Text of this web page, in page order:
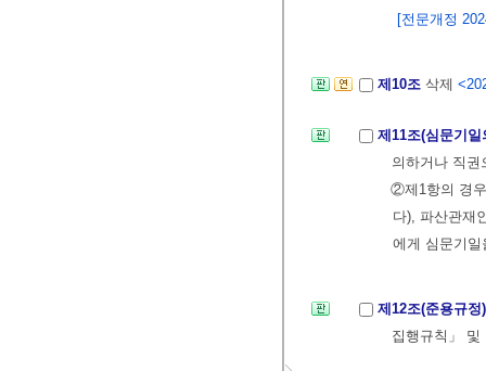
[전문개정
제10조 삭제
제11조(심문기
의하거나 직
②제1항의 경
다), 파산관재
에게 심문기
제12조(준용규
집행규칙」 및